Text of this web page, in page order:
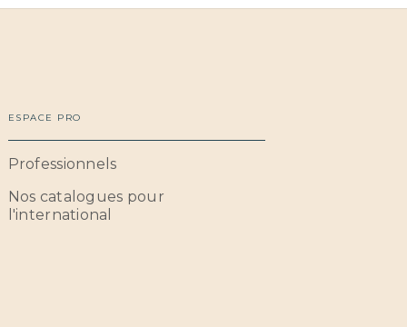
ESPACE PRO
Professionnels
Nos catalogues pour
l'international